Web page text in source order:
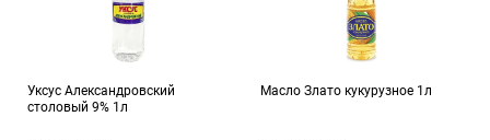
Уксус Александровский
столовый 9% 1л
Масло Злато кукурузное 1л